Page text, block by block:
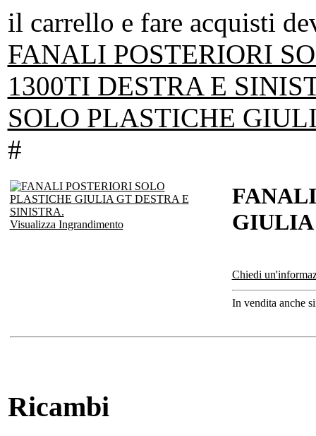
il carrello e fare acquisti
FANALI POSTERIORI
1300TI DESTRA E
SOLO PLASTICHE
#
Visualizza Ingrandimento
GIULIA
Chiedi
In vendita anche
Ricambi